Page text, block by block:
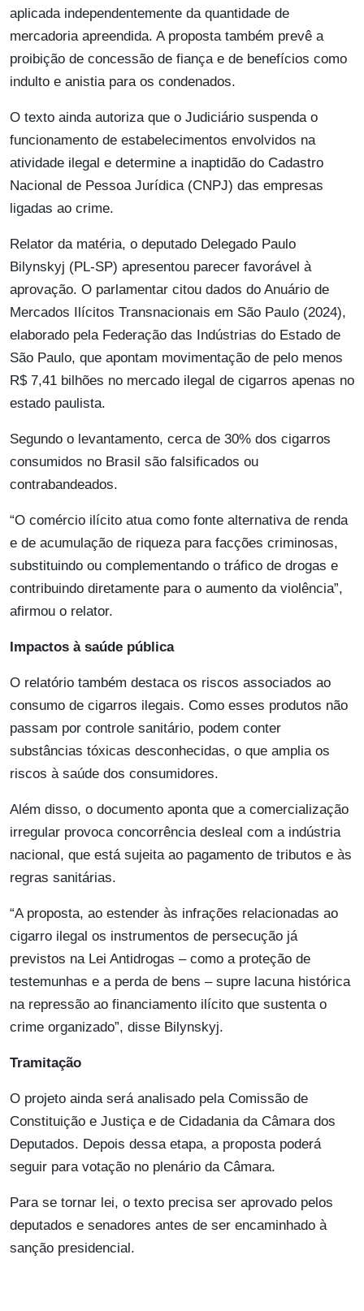
aplicada independentemente da quantidade de
mercadoria apreendida. A proposta também prevê a
proibição de concessão de fiança e de benefícios como
indulto e anistia para os condenados.
O texto ainda autoriza que o Judiciário suspenda o
funcionamento de estabelecimentos envolvidos na
atividade ilegal e determine a inaptidão do Cadastro
Nacional de Pessoa Jurídica (CNPJ) das empresas
ligadas ao crime.
Relator da matéria, o deputado Delegado Paulo
Bilynskyj (PL-SP) apresentou parecer favorável à
aprovação. O parlamentar citou dados do Anuário de
Mercados Ilícitos Transnacionais em São Paulo (2024),
elaborado pela Federação das Indústrias do Estado de
São Paulo, que apontam movimentação de pelo menos
R$ 7,41 bilhões no mercado ilegal de cigarros apenas no
estado paulista.
Segundo o levantamento, cerca de 30% dos cigarros
consumidos no Brasil são falsificados ou
contrabandeados.
“O comércio ilícito atua como fonte alternativa de renda
e de acumulação de riqueza para facções criminosas,
substituindo ou complementando o tráfico de drogas e
contribuindo diretamente para o aumento da violência”,
afirmou o relator.
Impactos à saúde pública
O relatório também destaca os riscos associados ao
consumo de cigarros ilegais. Como esses produtos não
passam por controle sanitário, podem conter
substâncias tóxicas desconhecidas, o que amplia os
riscos à saúde dos consumidores.
Além disso, o documento aponta que a comercialização
irregular provoca concorrência desleal com a indústria
nacional, que está sujeita ao pagamento de tributos e às
regras sanitárias.
“A proposta, ao estender às infrações relacionadas ao
cigarro ilegal os instrumentos de persecução já
previstos na Lei Antidrogas – como a proteção de
testemunhas e a perda de bens – supre lacuna histórica
na repressão ao financiamento ilícito que sustenta o
crime organizado”, disse Bilynskyj.
Tramitação
O projeto ainda será analisado pela Comissão de
Constituição e Justiça e de Cidadania da Câmara dos
Deputados. Depois dessa etapa, a proposta poderá
seguir para votação no plenário da Câmara.
Para se tornar lei, o texto precisa ser aprovado pelos
deputados e senadores antes de ser encaminhado à
sanção presidencial.